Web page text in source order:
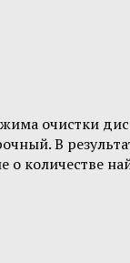
очистки
В
о количестве